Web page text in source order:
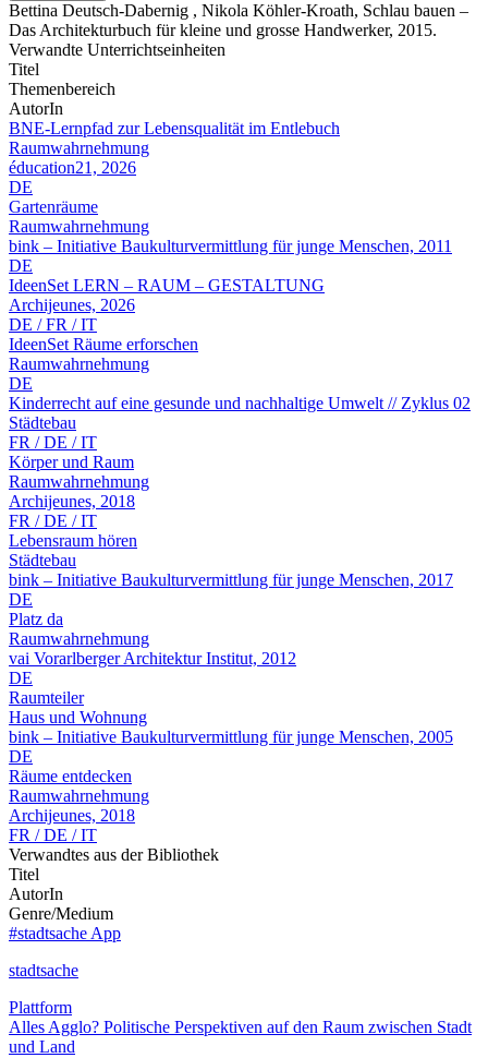
Bettina Deutsch-Dabernig , Nikola Köhler-Kroath, Schlau bauen –
Das Architekturbuch für kleine und grosse Handwerker, 2015.
Verwandte Unterrichtseinheiten
Titel
Themenbereich
AutorIn
BNE-Lernpfad zur Lebensqualität im Entlebuch
Raumwahrnehmung
éducation21, 2026
DE
Gartenräume
Raumwahrnehmung
bink – Initiative Baukulturvermittlung für junge Menschen, 2011
DE
IdeenSet LERN – RAUM – GESTALTUNG
Archijeunes, 2026
DE / FR / IT
IdeenSet Räume erforschen
Raumwahrnehmung
DE
Kinderrecht auf eine gesunde und nachhaltige Umwelt // Zyklus 02
Städtebau
FR / DE / IT
Körper und Raum
Raumwahrnehmung
Archijeunes, 2018
FR / DE / IT
Lebensraum hören
Städtebau
bink – Initiative Baukulturvermittlung für junge Menschen, 2017
DE
Platz da
Raumwahrnehmung
vai Vorarlberger Architektur Institut, 2012
DE
Raumteiler
Haus und Wohnung
bink – Initiative Baukulturvermittlung für junge Menschen, 2005
DE
Räume entdecken
Raumwahrnehmung
Archijeunes, 2018
FR / DE / IT
Verwandtes aus der Bibliothek
Titel
AutorIn
Genre/Medium
#stadtsache App
stadtsache
Plattform
Alles Agglo? Politische Perspektiven auf den Raum zwischen Stadt
und Land